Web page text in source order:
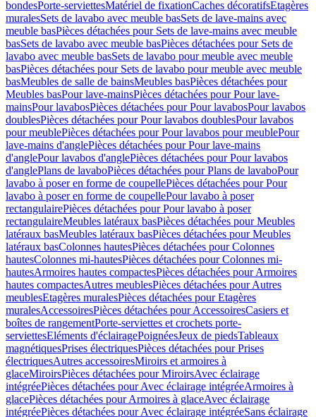
bondesPorte-serviettesMatériel de fixationCaches décoratifsEtagères
muralesSets de lavabo avec meuble basSets de lave-mains avec
meuble basPièces détachées pour Sets de lave-mains avec meuble
basSets de lavabo avec meuble basPièces détachées pour Sets de
lavabo avec meuble basSets de lavabo pour meuble avec meuble
basPièces détachées pour Sets de lavabo pour meuble avec meuble
basMeubles de salle de bainsMeubles basPièces détachées pour
Meubles basPour lave-mainsPièces détachées pour Pour lave-
mainsPour lavabosPièces détachées pour Pour lavabosPour lavabos
doublesPièces détachées pour Pour lavabos doublesPour lavabos
pour meublePièces détachées pour Pour lavabos pour meublePour
lave-mains d'anglePièces détachées pour Pour lave-mains
d'anglePour lavabos d'anglePièces détachées pour Pour lavabos
d'anglePlans de lavaboPièces détachées pour Plans de lavaboPour
lavabo à poser en forme de coupellePièces détachées pour Pour
lavabo à poser en forme de coupellePour lavabo à poser
rectangulairePièces détachées pour Pour lavabo à poser
rectangulaireMeubles latéraux basPièces détachées pour Meubles
latéraux basMeubles latéraux basPièces détachées pour Meubles
latéraux basColonnes hautesPièces détachées pour Colonnes
hautesColonnes mi-hautesPièces détachées pour Colonnes mi-
hautesArmoires hautes compactesPièces détachées pour Armoires
hautes compactesAutres meublesPièces détachées pour Autres
meublesEtagères muralesPièces détachées pour Etagères
muralesAccessoiresPièces détachées pour AccessoiresCasiers et
boîtes de rangementPorte-serviettes et crochets porte-
serviettesEléments d'éclairagePoignéesJeux de piedsTableaux
magnétiquesPrises électriquesPièces détachées pour Prises
électriquesAutres accessoiresMiroirs et armoires à
glaceMiroirsPièces détachées pour MiroirsAvec éclairage
intégréePièces détachées pour Avec éclairage intégréeArmoires à
glacePièces détachées pour Armoires à glaceAvec éclairage
intégréePièces détachées pour Avec éclairage intégréeSans éclairage